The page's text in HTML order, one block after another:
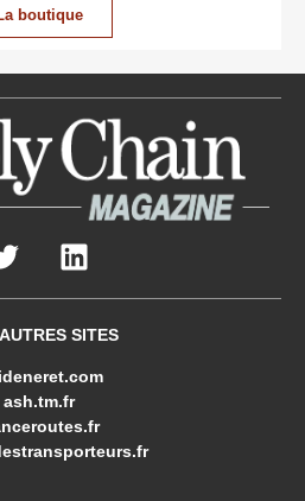
boutique
SITES
ash.tm.fr